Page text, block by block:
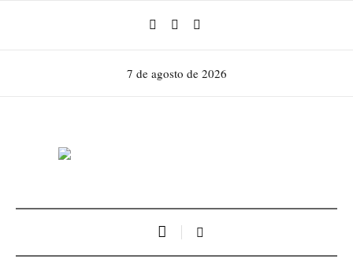
7 de agosto de 2026